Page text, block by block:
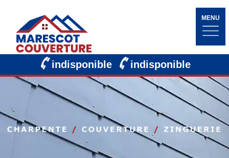
MENU
indisponible indisponible